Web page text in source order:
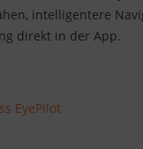
intelligentere
direkt in der App.
EyePilot